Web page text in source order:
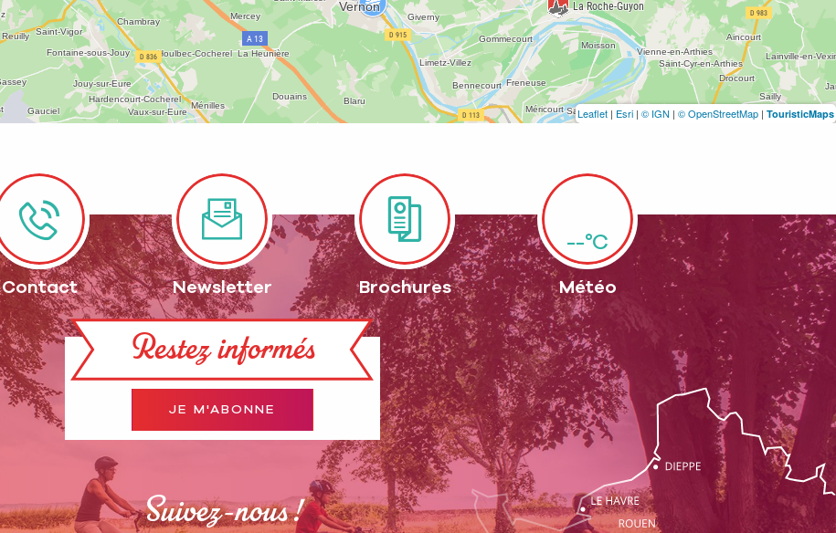
Leaflet | Esri | © IGN | © OpenStreetMap | TouristicMaps
Contact Newsletter Brochures
--°C
Météo
Restez informés
JE M'ABONNE
Suivez-nous !